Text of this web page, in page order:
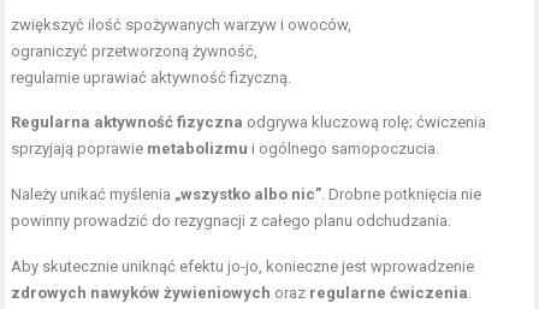
zwiększyć ilość spożywanych warzyw i owoców,
ograniczyć przetworzoną żywność,
regularnie uprawiać aktywność fizyczną.
Regularna aktywność fizyczna odgrywa kluczową rolę; ćwiczenia
sprzyjają poprawie metabolizmu i ogólnego samopoczucia.
Należy unikać myślenia „wszystko albo nic”. Drobne potknięcia nie
powinny prowadzić do rezygnacji z całego planu odchudzania.
Aby skutecznie uniknąć efektu jo-jo, konieczne jest wprowadzenie
zdrowych nawyków żywieniowych oraz regularne ćwiczenia.